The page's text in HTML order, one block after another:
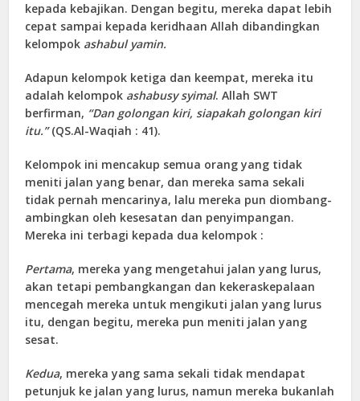
kepada kebajikan. Dengan begitu, mereka dapat lebih
cepat sampai kepada keridhaan Allah dibandingkan
kelompok ashabul yamin.
Adapun kelompok ketiga dan keempat, mereka itu
adalah kelompok ashabusy syimal. Allah SWT
berfirman, “Dan golongan kiri, siapakah golongan kiri
itu.”(QS.Al-Waqiah : 41).
Kelompok ini mencakup semua orang yang tidak
meniti jalan yang benar, dan mereka sama sekali
tidak pernah mencarinya, lalu mereka pun diombang-
ambingkan oleh kesesatan dan penyimpangan.
Mereka ini terbagi kepada dua kelompok :
Pertama, mereka yang mengetahui jalan yang lurus,
akan tetapi pembangkangan dan kekeraskepalaan
mencegah mereka untuk mengikuti jalan yang lurus
itu, dengan begitu, mereka pun meniti jalan yang
sesat.
Kedua, mereka yang sama sekali tidak mendapat
petunjuk ke jalan yang lurus, namun mereka bukanlah